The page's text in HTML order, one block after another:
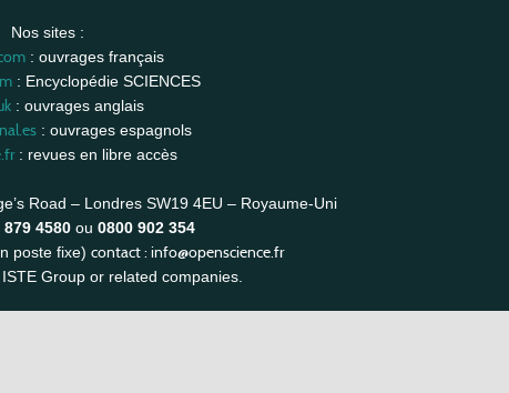
Nos sites :
: ouvrages français
: Encyclopédie SCIENCES
: ouvrages anglais
: ouvrages espagnols
: revues en libre accès
Road – Londres SW19 4EU – Royaume-Uni
879 4580 ou 0800 902 354
poste fixe) contact : info@openscience.fr
Group or related companies.